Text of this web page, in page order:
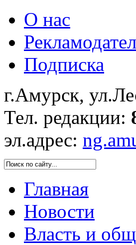
О нас
Подписка
г.Амурск,
Тел. редакции:
эл.адрес:
Главная
Новости
Власть и